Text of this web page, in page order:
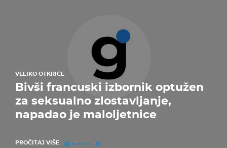
VELIKO OTKRIĆE
Bivši francuski izbornik optužen
za seksualno zlostavljanje,
napadao je maloljetnice
PROČITAJ VIŠE